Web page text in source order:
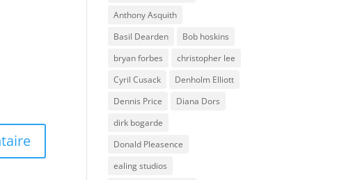
Anthony Asquith
Basil Dearden
Bob hoskins
bryan forbes
christopher lee
Cyril Cusack
Denholm Elliott
Dennis Price
Diana Dors
dirk bogarde
Donald Pleasence
ealing studios